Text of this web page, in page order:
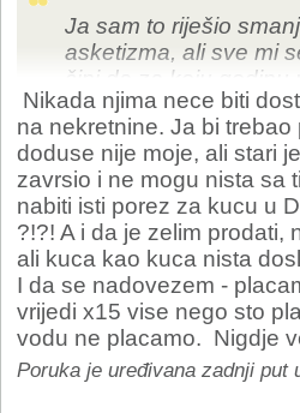
ruralna ili s
lokalna vlast i
jasna pravila
zajednicu").
Najbolje da ugasimo
nešto negativno, od
koji samo iznose
ove provatnike sto
turizma jer su
ometaju lokalno
Nisa ne treba, sve
moze dostojanstvano
A eto ovaj forum je
upustati u duboke
Ja sam to riješio
asketizma, ali sve mi
čini da za koju godinu
nikad dosta
Nikada njima nece biti
na nekretnine. Ja bi
doduse nije moje, ali stari
zavrsio i ne mogu nista sa
nabiti isti porez za kucu u
?!?! A i da je zelim prodati,
ali kuca kao kuca nista
I da se nadovezem -
vrijedi x15 vise nego sto
vodu ne placamo. Nigdje
Poruka je uređivana zadnji put